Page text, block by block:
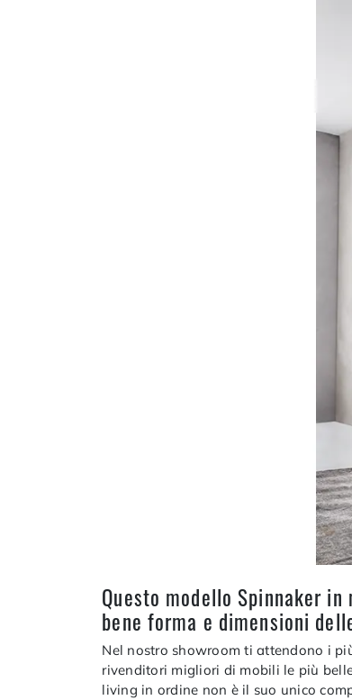
Questo modello Spinnaker
bene forma e dimensioni
Nel nostro showroom ti attendono i
rivenditori migliori di mobili le più
living in ordine non è il suo unico